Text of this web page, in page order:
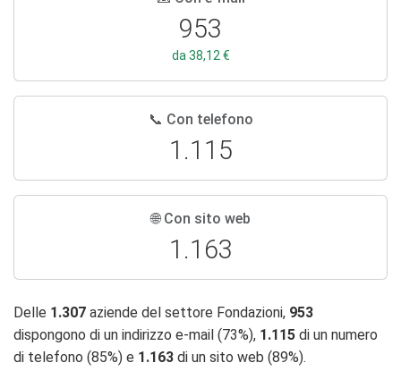
953
da 38,12 €
📞 Con telefono
1.115
🌐 Con sito web
1.163
Delle 1.307 aziende del settore Fondazioni, 953
dispongono di un indirizzo e-mail (73%), 1.115 di un numero
di telefono (85%) e 1.163 di un sito web (89%).